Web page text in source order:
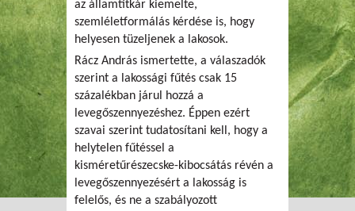
az államtitkár kiemelte,
szemléletformálás kérdése is, hogy
helyesen tüzeljenek a lakosok.
Rácz András ismertette, a válaszadók
szerint a lakossági fűtés csak 15
százalékban járul hozzá a
levegőszennyezéshez. Éppen ezért
szavai szerint tudatosítani kell, hogy a
helytelen fűtéssel a
kisméretűrészecske-kibocsátás révén a
levegőszennyezésért a lakosság is
felelős, és ne a szabályozott